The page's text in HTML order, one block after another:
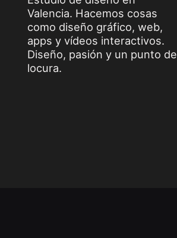
Valencia. Hacemos cosas
como diseño gráfico, web,
apps y vídeos interactivos.
Diseño, pasión y un punto de
locura.